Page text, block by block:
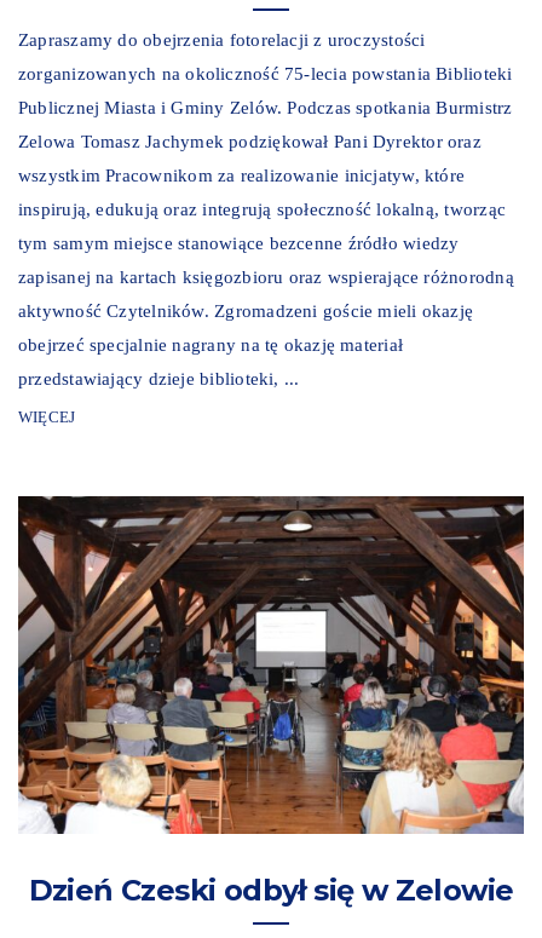
Zapraszamy do obejrzenia fotorelacji z uroczystości
zorganizowanych na okoliczność 75-lecia powstania Biblioteki
Publicznej Miasta i Gminy Zelów. Podczas spotkania Burmistrz
Zelowa Tomasz Jachymek podziękował Pani Dyrektor oraz
wszystkim Pracownikom za realizowanie inicjatyw, które
inspirują, edukują oraz integrują społeczność lokalną, tworząc
tym samym miejsce stanowiące bezcenne źródło wiedzy
zapisanej na kartach księgozbioru oraz wspierające różnorodną
aktywność Czytelników. Zgromadzeni goście mieli okazję
obejrzeć specjalnie nagrany na tę okazję materiał
przedstawiający dzieje biblioteki, ...
WIĘCEJ
Dzień Czeski odbył się w Zelowie